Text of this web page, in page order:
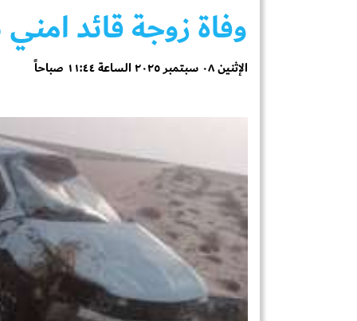
وفاة زوجة قائد
الإثنين ٠٨ سبتمبر ٢٠٢٥ الساعة ١١:٤٤ صباحاً